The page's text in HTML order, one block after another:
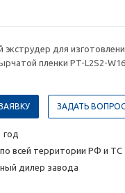
для
пленки PT-L2S2-
ЗАДАТЬ ВОПРОС
год
всей территории РФ и ТС
дилер завода